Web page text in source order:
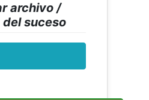
archivo /
suceso